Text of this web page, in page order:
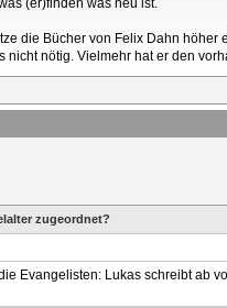
die Bücher von Felix Dahn
nicht nötig. Vielmehr hat er den
zugeordnet?
Evangelisten: Lukas schreibt ab